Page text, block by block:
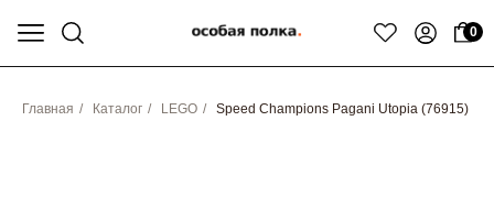
0
Главная / Каталог / LEGO / Speed Champions Pagani Utopia (76915)